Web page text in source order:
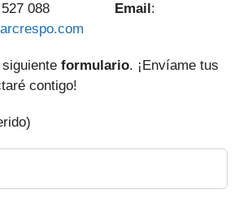
527 088 Email :
formulario. ¡Envíame tus
contigo!